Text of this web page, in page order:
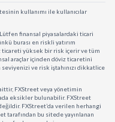
kullanımı ile kullanıcılar
finansal piyasalardaki ticari
burası en riskli yatırım
ticareti yüksek bir risk içerir ve tüm
araçlar içinden döviz ticaretini
ve risk iştahınızı dikkatlice
FXStreet veya yönetimin
eksikler bulunabilir. FXStreet
FXStreet’da verilen herhangi
tarafından bu sitede yayınlanan